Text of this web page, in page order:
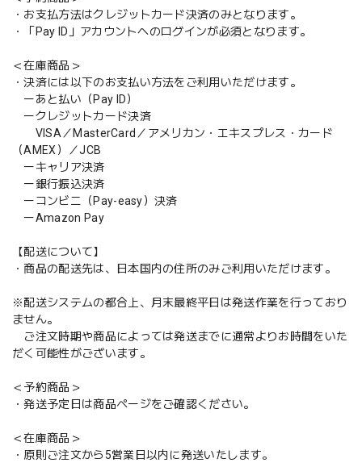
・お支払方法はクレジットカード決済のみとなります。
・「Pay ID」アカウントへのログインが必須となります。
＜在庫商品＞
・決済には以下のお支払い方法をご利用いただけます。
ーあと払い（Pay ID）
ークレジットカード決済
VISA／MasterCard／アメリカン・エキスプレス・カード
（AMEX）／JCB
ーキャリア決済
ー銀行振込決済
ーコンビニ（Pay-easy）決済
ーAmazon Pay
【配送について】
・商品の配送先は、日本国内の住所のみご利用いただけます。
※配送システムの都合上、月末最終平日は発送作業を行っており
ません。
ご注文時期や商品によっては発送までに通常よりお時間をいた
だく可能性がございます。
＜予約商品＞
・発送予定日は商品ページをご確認ください。
＜在庫商品＞
・原則ご注文から5営業日以内に発送いたします。